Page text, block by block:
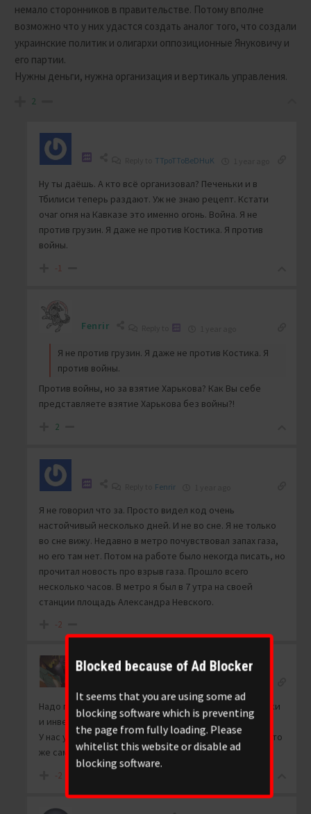
немало сторонников в правительстве. Потому вполне
возможно что у них удастся создать аналог того, что создали
украинские политик и олигархи оппозиционные Януковичу и
его партии.
Нужны деньги, нужна организация и вертикаль управления.
2
TTpoTToBeDHuK
Ну ты даёшь. А кто всё организовал? Печеньки и в
Тбилиси теперь раздают. Уж не знаю рецепт. Кстати
очаг огня на Кавказе это именно огонь. Война. Я не
против грузин. Я даже не против Костика. Я против
войны.
-1
Fenrir
Я не против грузин. Я даже не против Костика. Я
против войны.
Против войны, но за взятие Харькова? Как Вы себе
представляете взятие Харькова без войны?!
2
Fenrir
Я не говорил что за. Просто видел код очень
настойчивый несколько дней. И не во сне. Я не только
во сне вижу. Недавно в метро почувствовал запах газа,
но его там нет. Потом на работе было некогда писать, но
прочитал новость про взрыв газа. Прошло всего
несколько часов. В метро я был в 7 утра на своей
станции площадь Александра Невского.
-2
Надо понять что у грузинского майдана есть заказчики
и инвесторы.
У нас уже майданутые довели страну в Грузии будет то
же самое если народ не одумается.
-2
Blocked because of Ad Blocker
It seems that you are using some ad
blocking software which is preventing
the page from fully loading. Please
whitelist this website or disable ad
blocking software.